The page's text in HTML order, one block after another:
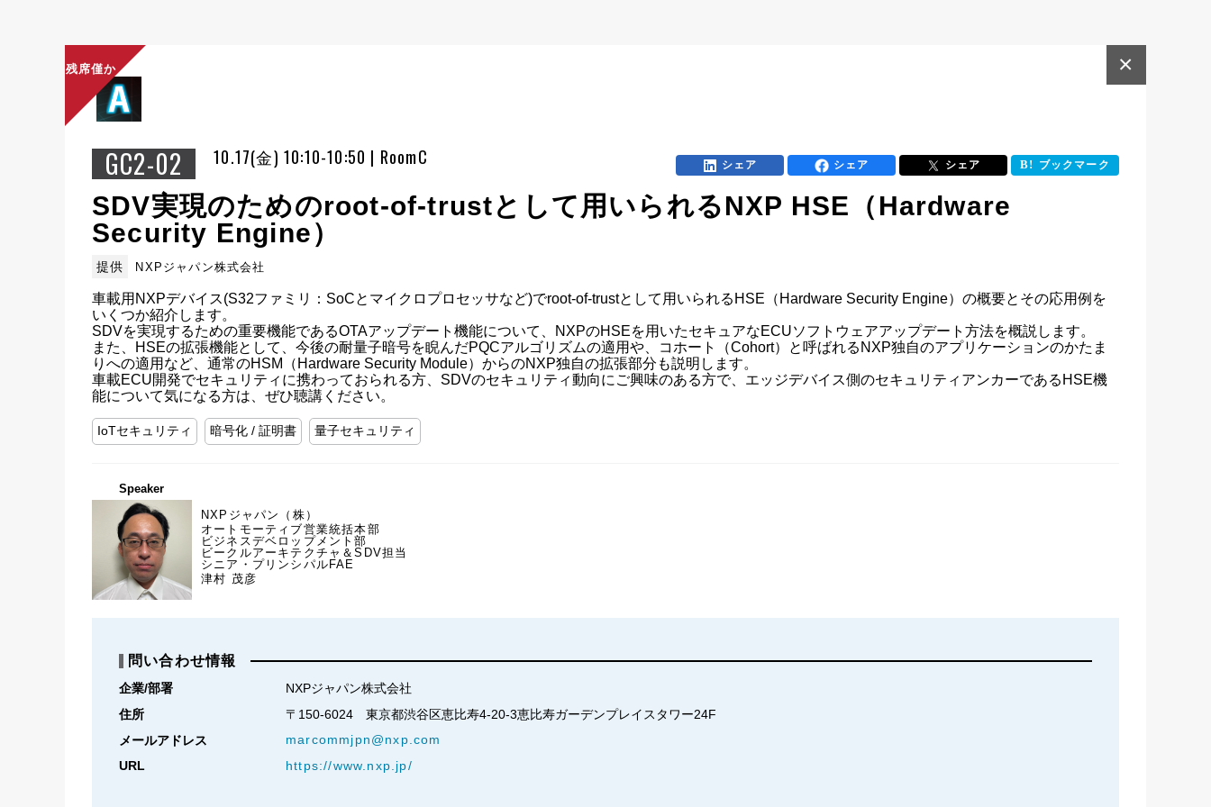
GC2-02 10.17(金) 10:10-10:50 | RoomC
×
シェア シェア シェア ブックマーク
残席僅か
SDV実現のためのroot-of-trustとして用いられるNXP HSE（Hardware
Security Engine）
提供 NXPジャパン株式会社
車載用NXPデバイス(S32ファミリ：SoCとマイクロプロセッサなど)でroot-of-trustとして用いられるHSE（Hardware Security Engine）の概要とその応用例を
いくつか紹介します。
SDVを実現するための重要機能であるOTAアップデート機能について、NXPのHSEを用いたセキュアなECUソフトウェアアップデート方法を概説します。
また、HSEの拡張機能として、今後の耐量子暗号を睨んだPQCアルゴリズムの適用や、コホート（Cohort）と呼ばれるNXP独自のアプリケーションのかたま
りへの適用など、通常のHSM（Hardware Security Module）からのNXP独自の拡張部分も説明します。
車載ECU開発でセキュリティに携わっておられる方、SDVのセキュリティ動向にご興味のある方で、エッジデバイス側のセキュリティアンカーであるHSE機
能について気になる方は、ぜひ聴講ください。
IoTセキュリティ 暗号化 / 証明書 量子セキュリティ
Speaker
NXPジャパン（株）
オートモーティブ営業統括本部
ビジネスデベロップメント部
ビークルアーキテクチャ＆SDV担当
シニア・プリンシパルFAE
津村 茂彦
問い合わせ情報
企業/部署
NXPジャパン株式会社
住所
〒150-6024　東京都渋谷区恵比寿4-20-3恵比寿ガーデンプレイスタワー24F
メールアドレス
marcommjpn@nxp.com
URL
https://www.nxp.jp/